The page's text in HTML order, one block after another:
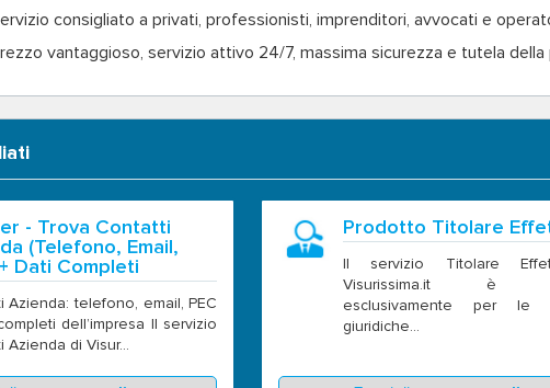
consigliato a privati, professionisti, imprenditori, avvocati e
vantaggioso, servizio attivo 24/7, massima sicurezza e tutela della
- Trova Contatti
(Telefono, Email,
Dati Completi
Azienda: telefono, email, PEC
dell’impresa Il servizio
Azienda di Visur...
Prodotto Titolare
Il servizio Titolare
Visurissima.it è
esclusivamente per le
giuridiche...